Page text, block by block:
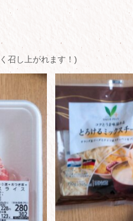
召し上がれます！)